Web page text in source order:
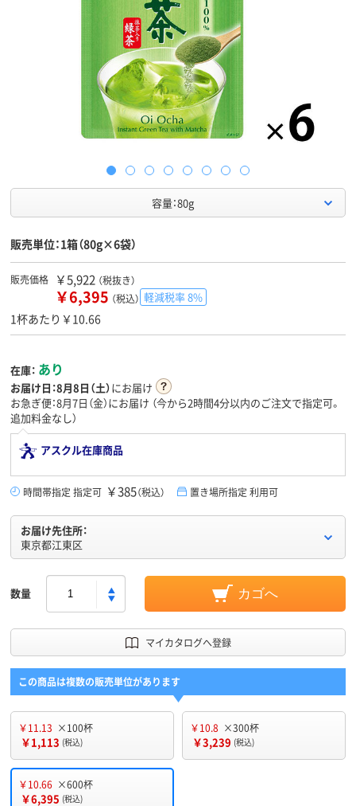
容量：80g
販売単位：1箱（80g×6袋）
販売価格 ￥5,922 （税抜き）
￥6,395 （税込） 軽減税率 8%
1杯あたり￥10.66
在庫： あり
お届け日：8月8日（土）にお届け
お急ぎ便：8月7日（金）にお届け （今から2時間4分以内のご注文で指定可。
追加料金なし）
アスクル在庫商品
時間帯指定 指定可 ￥385（税込） 置き場所指定 利用可
お届け先住所：
東京都江東区
数量 カゴへ
マイカタログへ登録
この商品は複数の販売単位があります
￥11.13 ×100杯
￥1,113 (税込)
￥10.8 ×300杯
￥3,239 (税込)
￥10.66 ×600杯
￥6,395 (税込)